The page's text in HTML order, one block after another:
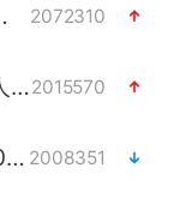
龙卷风 2072310
四川宜宾市高县4.9级地震致1人死亡2015570
中巨芯：上半年归母净利润1405.77万元 2008351